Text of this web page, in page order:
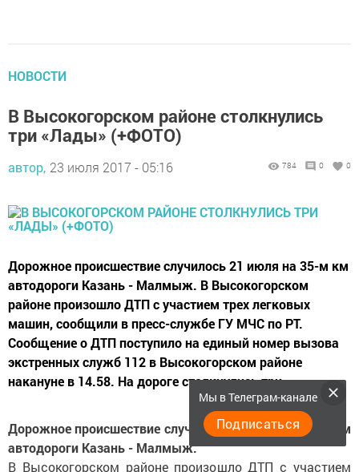
НОВОСТИ
В Высокогорском районе столкнулись
три «Лады» (+ФОТО)
автор, 23 июля 2017 - 05:16 784 0 0
Дорожное происшествие случилось 21 июля на 35-м км
автодороги Казань - Малмыж. В Высокогорском
районе произошло ДТП с участием трех легковых
машин, сообщили в пресс-службе ГУ МЧС по РТ.
Сообщение о ДТП поступило на единый номер вызова
экстренных служб 112 в Высокогорском районе
накануне в 14.58. На дороге столкнулись три...
Дорожное происшествие случилось 21 июля на 35-м км
автодороги Казань - Малмыж.
В Высокогорском районе произошло ДТП с участием
Мы в Телеграм-канале
Подписаться